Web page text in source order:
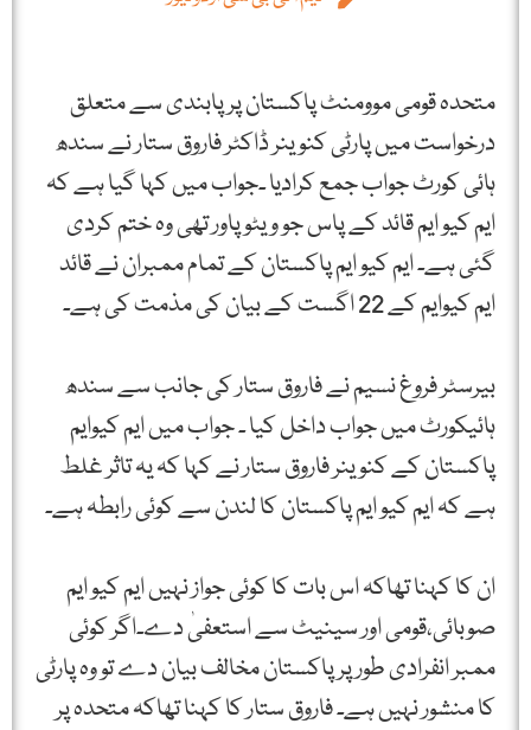
متحدہ قومی موومنٹ پاکستان پر پابندی سے متعلق
درخواست میں پارٹی کنوینر ڈاکٹر فاروق ستار نے سندھ
ہائی کورٹ جواب جمع کرادیا ۔جواب میں کہا گیا ہے کہ
ایم کیو ایم قائد کے پاس جو ویٹو پاور تھی وہ ختم کردی
گئی ہے۔ ایم کیو ایم پاکستان کے تمام ممبران نے قائد
ایم کیوایم کے 22 اگست کے بیان کی مذمت کی ہے۔
بیرسٹر فروغ نسیم نے فاروق ستار کی جانب سے سندھ
ہائیکورٹ میں جواب داخل کیا ۔ جواب میں ایم کیوایم
پاکستان کے کنوینر فاروق ستار نے کہا کہ یہ تاثر غلط
ہے کہ ایم کیو ایم پاکستان کا لندن سے کوئی رابطہ ہے۔
ان کا کہنا تھاکہ اس بات کا کوئی جواز نہیں ایم کیو ایم
صوبائی،قومی اور سینیٹ سے استعفیٰ دے۔اگر کوئی
ممبر انفرادی طور پر پاکستان مخالف بیان دے تو وہ پارٹی
کا منشور نہیں ہے۔ فاروق ستار کا کہنا تھاکہ متحدہ پر